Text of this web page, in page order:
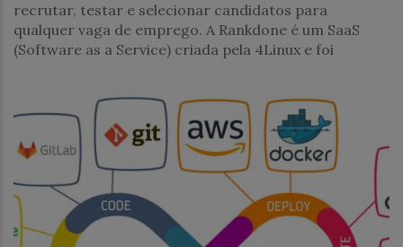
recrutar, testar e selecionar candidatos para
qualquer vaga de emprego. A Rankdone é um SaaS
(Software as a Service) criada pela 4Linux e foi